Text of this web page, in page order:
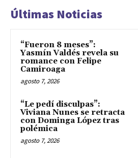
Últimas Noticias
“Fueron 8 meses”:
Yasmín Valdés revela su
romance con Felipe
Camiroaga
agosto 7, 2026
“Le pedí disculpas”:
Viviana Nunes se retracta
con Dominga López tras
polémica
agosto 7, 2026